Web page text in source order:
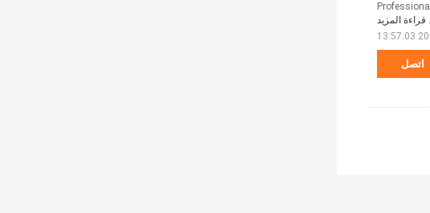
اتصل
قراءة المزيد